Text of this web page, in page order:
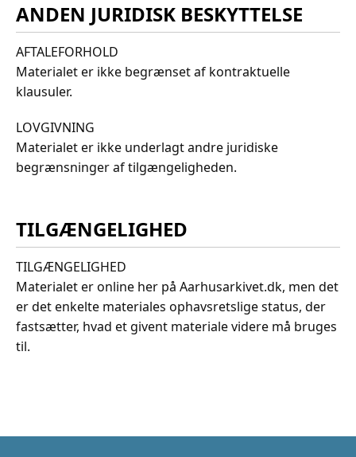
ANDEN JURIDISK BESKYTTELSE
AFTALEFORHOLD
Materialet er ikke begrænset af kontraktuelle
klausuler.
LOVGIVNING
Materialet er ikke underlagt andre juridiske
begrænsninger af tilgængeligheden.
TILGÆNGELIGHED
TILGÆNGELIGHED
Materialet er online her på Aarhusarkivet.dk, men det
er det enkelte materiales ophavsretslige status, der
fastsætter, hvad et givent materiale videre må bruges
til.